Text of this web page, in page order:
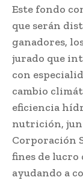
Este fondo
que serán
ganadores,
jurado que
con
cambio
eficiencia
nutrición,
Corporación
fines de lucro
ayudando a